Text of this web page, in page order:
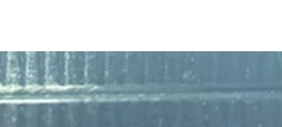
là
Thẩm